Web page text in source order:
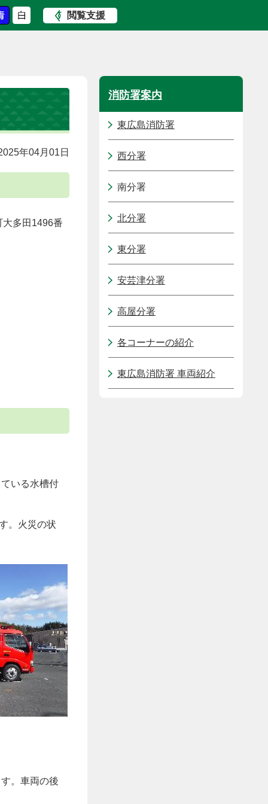
閲覧支援
年04月01日
多田1496番
いる水槽付
。火災の状
。車両の後
消防署案内
東広島消防署
西分署
南分署
北分署
東分署
安芸津分署
高屋分署
各コーナーの紹介
東広島消防署 車両紹介